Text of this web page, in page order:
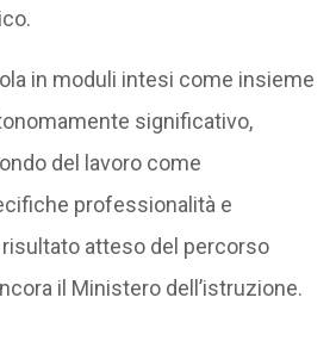
in moduli intesi come insieme
significativo,
del lavoro come
professionalità e
atteso del percorso
il Ministero dell’istruzione.